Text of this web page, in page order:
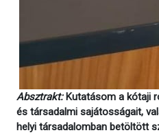
Absztrakt:Kutatásom a kótaji
és társadalmi sajátosságait,
helyi társadalomban betöltött